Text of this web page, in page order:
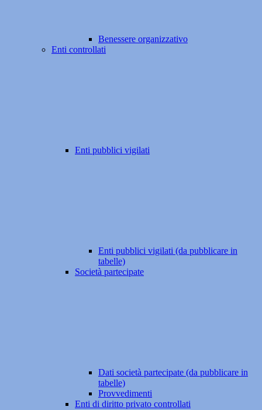
Benessere organizzativo
Enti controllati
Enti pubblici vigilati
Enti pubblici vigilati (da pubblicare in
tabelle)
Società partecipate
Dati società partecipate (da pubblicare in
tabelle)
Provvedimenti
Enti di diritto privato controllati